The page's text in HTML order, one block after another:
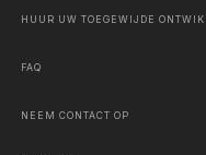
HUUR UW TOEGEWIJDE
FAQ
NEEM CONTACT OP